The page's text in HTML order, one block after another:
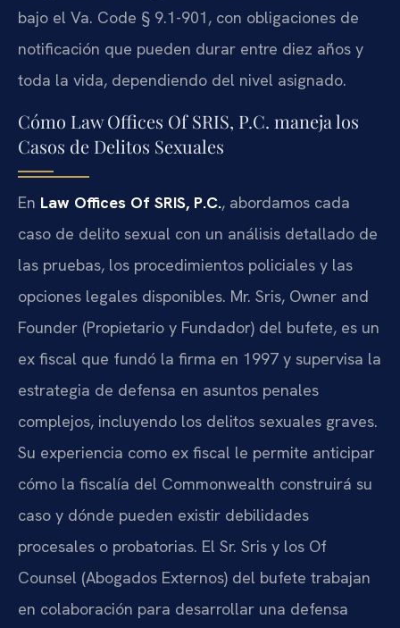
bajo el Va. Code § 9.1-901, con obligaciones de
notificación que pueden durar entre diez años y
toda la vida, dependiendo del nivel asignado.
Cómo Law Offices Of SRIS, P.C. maneja los
Casos de Delitos Sexuales
En Law Offices Of SRIS, P.C., abordamos cada
caso de delito sexual con un análisis detallado de
las pruebas, los procedimientos policiales y las
opciones legales disponibles. Mr. Sris, Owner and
Founder (Propietario y Fundador) del bufete, es un
ex fiscal que fundó la firma en 1997 y supervisa la
estrategia de defensa en asuntos penales
complejos, incluyendo los delitos sexuales graves.
Su experiencia como ex fiscal le permite anticipar
cómo la fiscalía del Commonwealth construirá su
caso y dónde pueden existir debilidades
procesales o probatorias. El Sr. Sris y los Of
Counsel (Abogados Externos) del bufete trabajan
en colaboración para desarrollar una defensa